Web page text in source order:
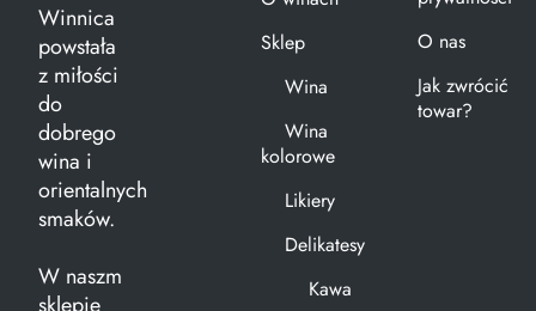
Winnica
powstała
z miłości
do
dobrego
wina i
orientalnych
smaków.
W naszm
sklepie
Sklep
Wina
Wina
kolorowe
Likiery
Delikatesy
Kawa
O nas
Jak zwrócić
towar?